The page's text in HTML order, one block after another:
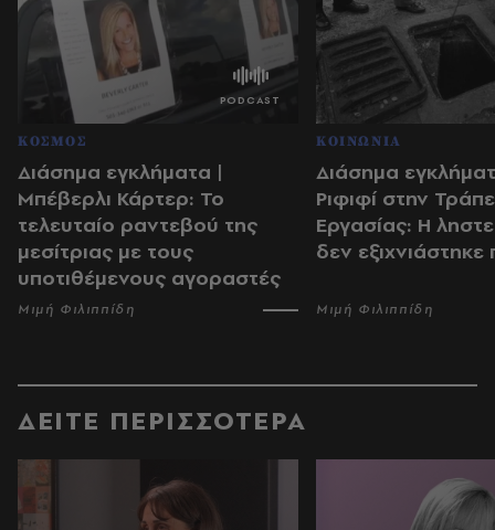
ΚΟΣΜΟΣ
Διάσημα εγκλήματα |
Μπέβερλι Κάρτερ: Το
τελευταίο ραντεβού της
μεσίτριας με τους
υποτιθέμενους αγοραστές
Μιμή Φιλιππίδη
ΚΟΙΝΩΝΙΑ
Διάσημα
Ριφιφί στην
Εργασίας: Η
δεν εξιχνιάστηκε
Μιμή Φιλιππίδη
ΔΕΙΤΕ ΠΕΡΙΣΣΟΤΕΡΑ